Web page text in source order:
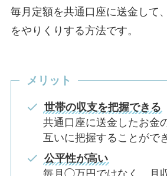
毎月定額を共通口座に送金して
をやりくりする方法です。
メリット
世帯の収支を把握できる
共通口座に送金したお金
互いに把握することがで
公平性が高い
毎月◯万円ではなく、月